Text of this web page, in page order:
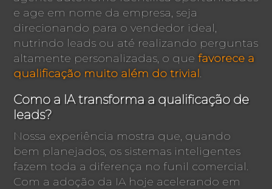
e age em nome da empresa, seja
direcionando para o vendedor ideal,
nutrindo leads ou até realizando perguntas
altamente personalizadas, o quefavorece a
qualificação muito além do trivial.
Como a IA transforma a qualificação de
leads?
Nossa experiência mostra que, quando
bem planejados, os sistemas inteligentes
fazem toda a diferença no funil comercial.
Com a adoção da IA hoje acelerando em